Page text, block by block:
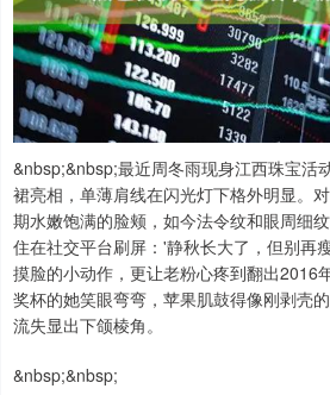
&nbsp;&nbsp;最近周冬雨现身江西珠宝活
裙亮相，单薄肩线在闪光灯下格外明显。
期水嫩饱满的脸颊，如今法令纹和眼周细
住在社交平台刷屏：'静秋长大了，但别再
摸脸的小动作，更让老粉心疼到翻出
奖杯的她笑眼弯弯，苹果肌鼓得像刚剥壳
流失显出下颌棱角。
&nbsp;&nbsp;